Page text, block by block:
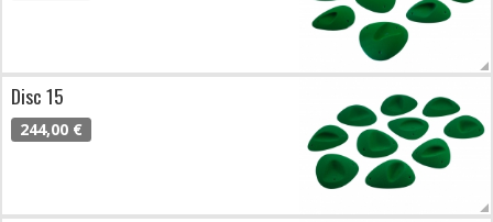
Disc 15
244,00 €